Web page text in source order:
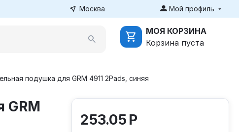
Москва Мой профиль
МОЯ КОРЗИНА
Корзина пуста
подушка для GRM 4911 2Pads, синяя
253.05 Р